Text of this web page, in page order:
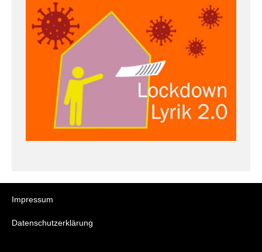
Impressum
Datenschutzerklärung